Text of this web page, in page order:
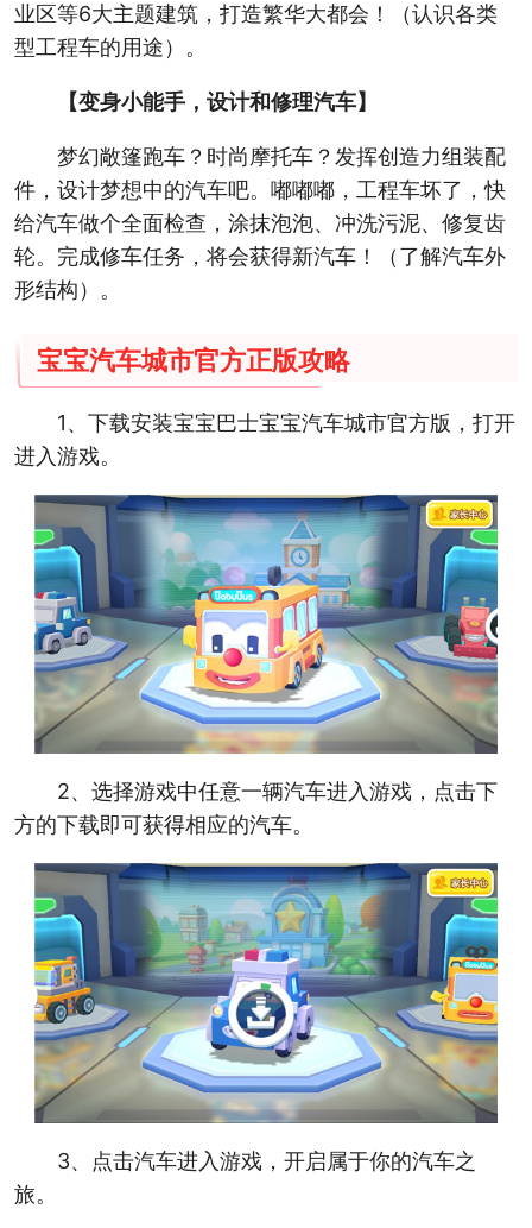
业区等6大主题建筑，打造繁华大都会！（认识各类
型工程车的用途）。
【变身小能手，设计和修理汽车】
梦幻敞篷跑车？时尚摩托车？发挥创造力组装配
件，设计梦想中的汽车吧。嘟嘟嘟，工程车坏了，快
给汽车做个全面检查，涂抹泡泡、冲洗污泥、修复齿
轮。完成修车任务，将会获得新汽车！（了解汽车外
形结构）。
宝宝汽车城市官方正版攻略
1、下载安装宝宝巴士宝宝汽车城市官方版，打开
进入游戏。
2、选择游戏中任意一辆汽车进入游戏，点击下
方的下载即可获得相应的汽车。
3、点击汽车进入游戏，开启属于你的汽车之
旅。